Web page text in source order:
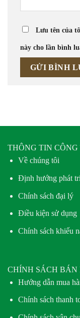
Lưu tên của
này cho lần bình
THÔNG TIN CÔNG
Về chúng tôi
Định hướng phát
Chính sách đại lý
Điều kiện sử dụng
Chính sách khiếu
CHÍNH SÁCH BÁN
Hướng dẫn mua
Chính sách thanh